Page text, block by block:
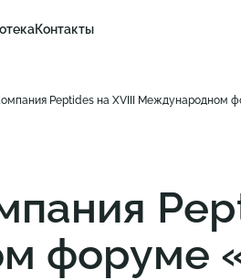
Контакты
Peptides на XVIII Международном
форуме